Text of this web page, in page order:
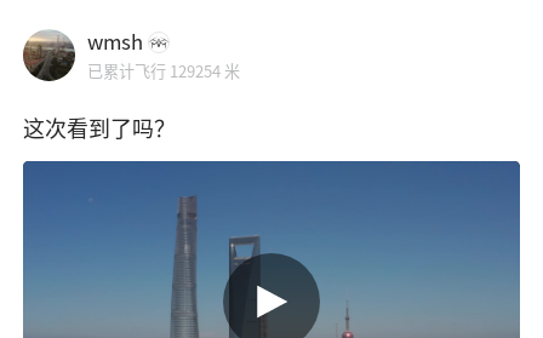
wmsh
已累计飞行 129254 米
这次看到了吗？